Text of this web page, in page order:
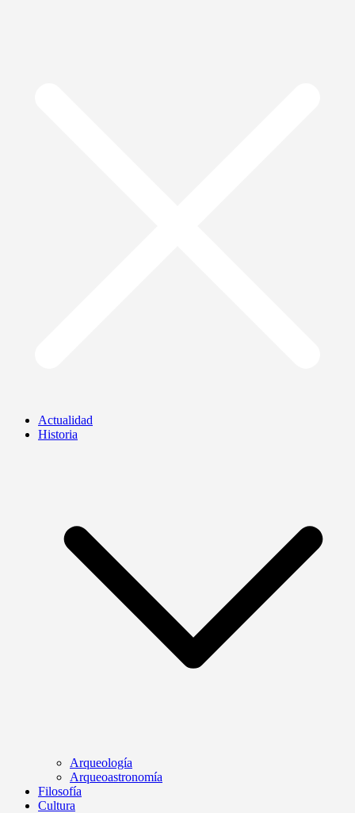
Actualidad
Historia
Arqueología
Arqueoastronomía
Filosofía
Cultura